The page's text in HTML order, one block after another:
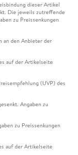
dieser Artikel
Die jeweils zutreffende
zu Preissenkungen
an den Anbieter der
auf der Artikelseite
(UVP) des
Angaben zu
zu Preissenkungen
auf der Artikelseite